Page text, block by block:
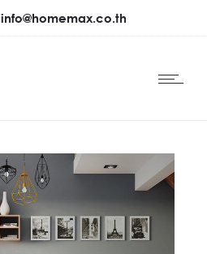
info@homemax.co.th